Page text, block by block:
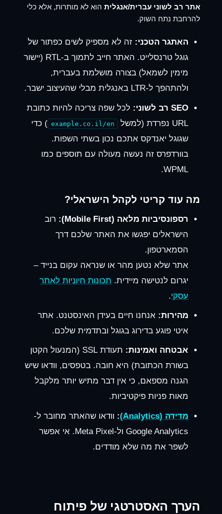
אתר רב לשוני עברית/אנגלית הוא לא מותרות, אלא כלי
להרחבת נתח השוק.
האתגר הטכני: זה לא מספיק לשים כפתור של
גוגל טרנסלייט. האתר חייב לתמוך ב-RTL (יישור
מימין לשמאל) בצורה מושלמת בעברית,
ולהתהפך ל-LTR באנגלית מבלי שהעיצוב ישבר.
SEO רב לשוני:
לכל שפה צריכה להיות כתובת
URL נפרדת (למשל
example.co.il/en ) כדי
שגוגל יאנדקס אתכם נכון בשתי השפות.
בוורדפרס זה נעשה מעולה עם תוספים כמו
WPML.
מה עוד קריטי לקהל הישראלי?
רספונסיביות מלאה (Mobile First):
רוב
הישראלים יפגשו את האתר שלכם דרך
הסמארטפון.
אתר שלא נטען מהר או שנראה עקום בנייד –
יגרום לנטישה מיידית. תכונות חיוניות לאתר
עסקי.
מהירות: אנחנו חיים בעידן האינסטנט. אתר
איטי פוגע בדירוג בגוגל ובתדמית שלכם.
אבטחה ואמינות:
תעודת SSL (המנעול הקטן
בשורת הכתובת) היא חובה. בטפסים, וודאו שיש
הגנה מספאם, כי אין דבר מתיש יותר מלקבל
מאות פניות פיקטיביות.
מדידה (Analytics) : וודאו שהאתר מחובר ל-
Google Analytics ול-Meta Pixel. אי אפשר
לשפר את מה שלא מודדים.
הערך האסטרטגי של פיתוח